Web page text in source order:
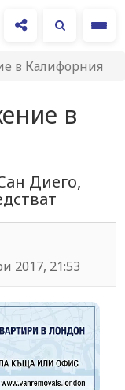
в Калифорния
в
Диего,
2017, 21:53